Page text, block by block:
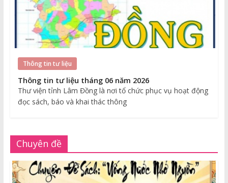
Thông tin tư liệu
Thông tin tư liệu tháng 06 năm 2026
Thư viện tỉnh Lâm Đồng là nơi tổ chức phục vụ hoạt động
đọc sách, báo và khai thác thông
Chuyên đề